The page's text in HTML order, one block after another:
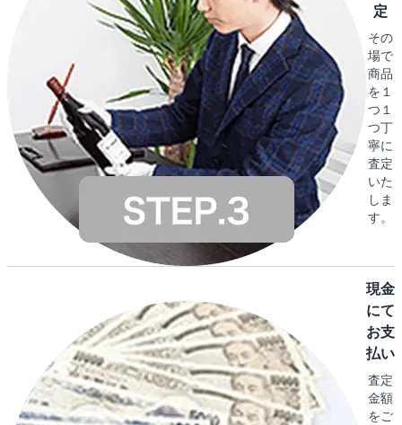
定
その
場で
商品
を１
つ１
つ丁
寧に
査定
いた
しま
す。
現金
にて
お支
払い
査定
金額
をご